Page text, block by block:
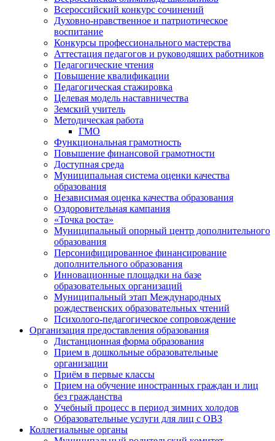
Всероссийский конкурс сочинений
Духовно-нравственное и патриотическое
воспитание
Конкурсы профессионального мастерства
Аттестация педагогов и руководящих работников
Педагогические чтения
Повышение квалификации
Педагогическая стажировка
Целевая модель наставничества
Земский учитель
Методическая работа
ГМО
Функциональная грамотность
Повышение финансовой грамотности
Доступная среда
Муниципальная система оценки качества
образования
Независимая оценка качества образования
Оздоровительная кампания
«Точка роста»
Муниципальный опорный центр дополнительного
образования
Персонифицированное финансирование
дополнительного образования
Инновационные площадки на базе
образовательных организаций
Муниципальный этап Международных
рождественских образовательных чтений
Психолого-педагогическое сопровождение
Организация предоставления образования
Дистанционная форма образования
Прием в дошкольные образовательные
организации
Приём в первые классы
Прием на обучение иностранных граждан и лиц
без гражданства
Учебный процесс в период зимних холодов
Образовательные услуги для лиц с ОВЗ
Коллегиальные органы